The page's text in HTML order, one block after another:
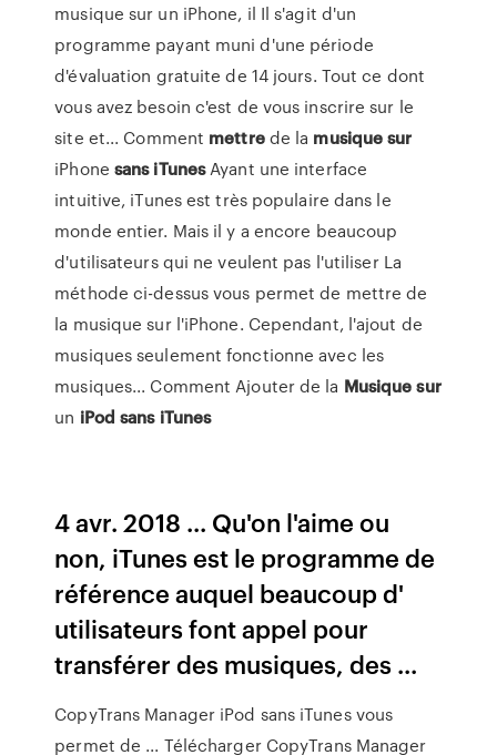
musique sur un iPhone, il Il s'agit d'un
programme payant muni d'une période
d'évaluation gratuite de 14 jours. Tout ce dont
vous avez besoin c'est de vous inscrire sur le
site et... Comment mettrede la musique sur
iPhone sans iTunesAyant une interface
intuitive, iTunes est très populaire dans le
monde entier. Mais il y a encore beaucoup
d'utilisateurs qui ne veulent pas l'utiliser La
méthode ci-dessus vous permet de mettre de
la musique sur l'iPhone. Cependant, l'ajout de
musiques seulement fonctionne avec les
musiques... Comment Ajouter de la Musique sur
un iPod sans iTunes
4 avr. 2018 ... Qu'on l'aime ou
non, iTunes est le programme de
référence auquel beaucoup d'
utilisateurs font appel pour
transférer des musiques, des ...
CopyTrans Manager iPod sans iTunes vous
permet de ... Télécharger CopyTrans Manager